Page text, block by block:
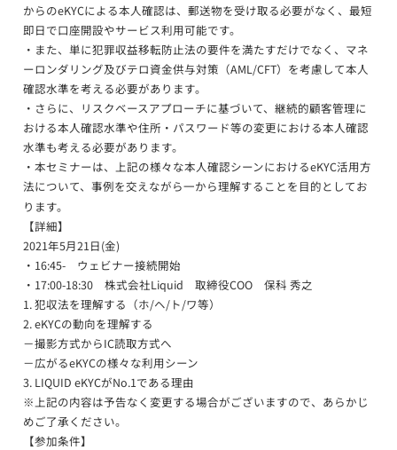
からのeKYCによる本人確認は、郵送物を受け取る必要がなく、最短
即日で口座開設やサービス利用可能です。
・また、単に犯罪収益移転防止法の要件を満たすだけでなく、マネ
ーロンダリング及びテロ資金供与対策（AML/CFT）を考慮して本人
確認水準を考える必要があります。
・さらに、リスクベースアプローチに基づいて、継続的顧客管理に
おける本人確認水準や住所・パスワード等の変更における本人確認
水準も考える必要があります。
・本セミナーは、上記の様々な本人確認シーンにおけるeKYC活用方
法について、事例を交えながら一から理解することを目的としてお
ります。
【詳細】
2021年5月21日(金)
・16:45- ウェビナー接続開始
・17:00-18:30 株式会社Liquid 取締役COO 保科 秀之
1. 犯収法を理解する（ホ/ヘ/ト/ワ等）
2. eKYCの動向を理解する
－撮影方式からIC読取方式へ
－広がるeKYCの様々な利用シーン
3. LIQUID eKYCがNo.1である理由
※上記の内容は予告なく変更する場合がございますので、あらかじ
めご了承ください。
【参加条件】